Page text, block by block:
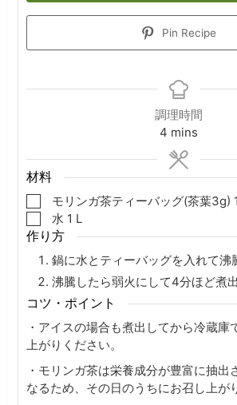
Pin Recipe
調理時間
4 minutes
mins
材料
▢
モリンガ茶ティーバッグ(茶葉3g) 1
▢
水 1 L
作り方
鍋に水とティーバッグを入れて沸
沸騰したら弱火にして4分ほど煮
コツ・ポイント
・ アイスの場合も煮出してから冷蔵庫
上がりください。
・モリンガ茶は栄養成分が豊富に抽出
なるため、その日のうちにお召し上が